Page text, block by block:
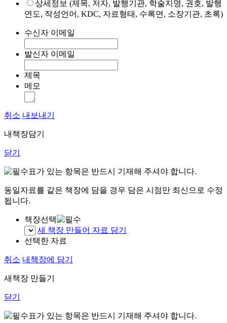
상세정보 (제목, 저자, 발행기관, 학술지명, 권호, 발행
연도, 작성언어, KDC, 자료형태, 수록면, 소장기관, 초록)
수신자 이메일
발신자 이메일
제목
메모
취소 내보내기
내책장담기
닫기
표가 있는 항목은 반드시 기재해 주셔야 합니다.
동일자료를 같은 책장에 담을 경우 담은 시점만 최신으로 수정
됩니다.
책장선택
새 책장 만들어 자료 담기
선택한 자료
취소 내책장에 담기
새책장 만들기
닫기
표가 있는 항목은 반드시 기재해 주셔야 합니다.